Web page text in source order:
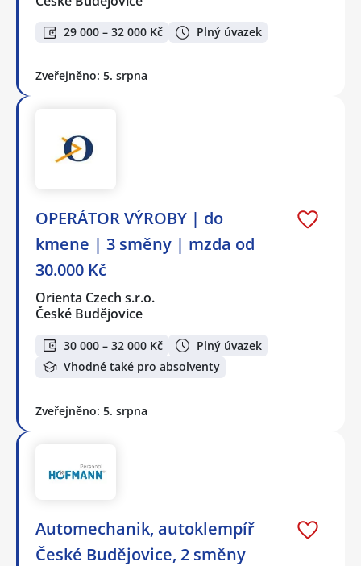
29 000 – 32 000 Kč Plný úvazek
Zveřejněno: 5. srpna
OPERÁTOR VÝROBY | do
kmene | 3 směny | mzda od
30.000 Kč
Orienta Czech s.r.o.
České Budějovice
30 000 – 32 000 Kč
Plný úvazek
Vhodné také pro absolventy
Zveřejněno: 5. srpna
Automechanik, autoklempíř
České Budějovice, 2 směny